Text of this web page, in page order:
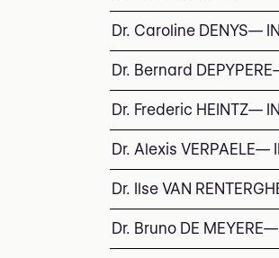
Dr. Caroline DENYS—
Dr. Bernard DEPYPERE
Dr. Frederic HEINTZ—
Dr. Alexis VERPAELE—
Dr. Ilse VAN
Dr. Bruno DE MEYERE—